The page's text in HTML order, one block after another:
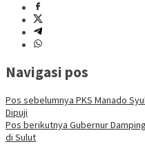
Navigasi pos
Pos sebelumnya PKS Manado
Dipuji
Pos berikutnya Gubernur
di Sulut